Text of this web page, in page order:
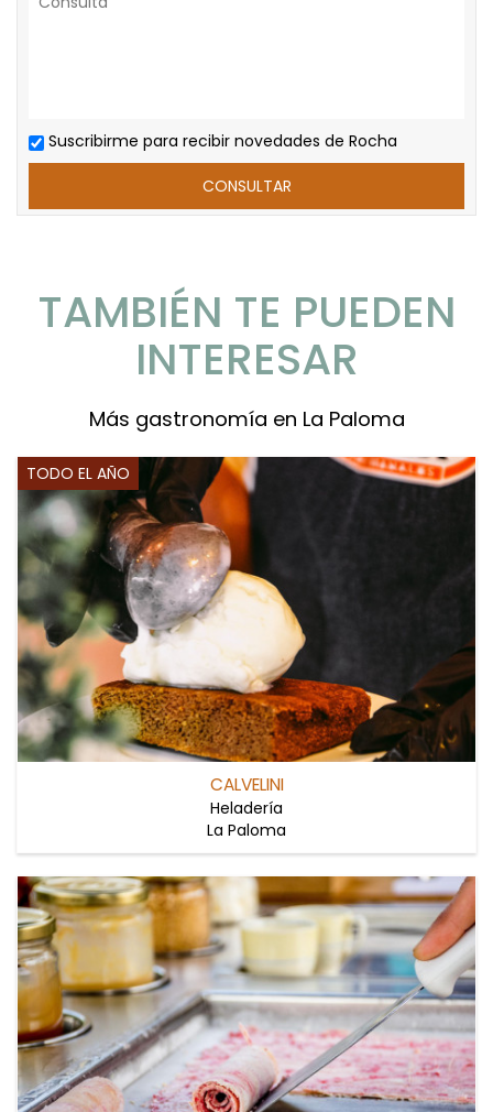
Suscribirme para recibir novedades de Rocha
TAMBIÉN TE PUEDEN
INTERESAR
Más gastronomía en La Paloma
TODO EL AÑO
CALVELINI
Heladería
La Paloma